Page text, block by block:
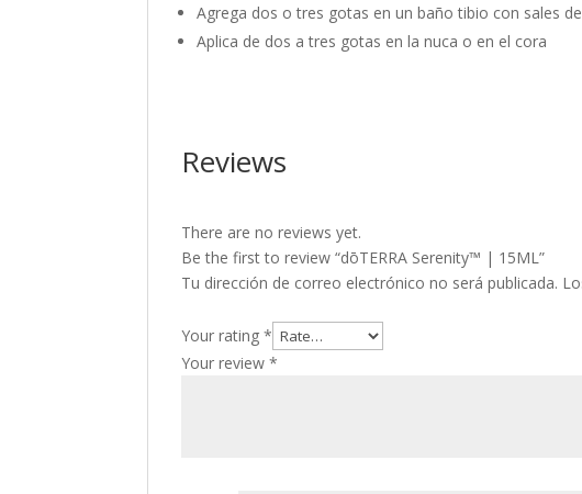
Agrega dos o tres gotas en un baño tibio con sales
Aplica de dos a tres gotas en la nuca o en el cora
Reviews
There are no reviews yet.
Be the first to review “dōTERRA Serenity™ | 15ML”
Tu dirección de correo electrónico no será publicada.
Your rating*
Your review*